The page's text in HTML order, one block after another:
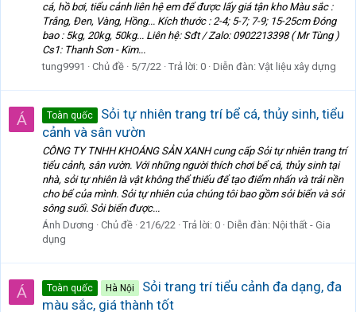
cá, hồ bơi, tiểu cảnh liên hệ em để được lấy giá tận kho Màu sắc :
Trắng, Đen, Vàng, Hồng... Kích thước : 2-4; 5-7; 7-9; 15-25cm Đóng
bao : 5kg, 20kg, 50kg... Liên hệ: Sđt / Zalo: 0902213398 ( Mr Tùng )
Cs1: Thanh Sơn - Kim...
tung9991
Chủ đề 5/7/22 Trả lời: 0 Diễn đàn: Vật liệu xây dựng
Á Toàn quốc
Sỏi tự nhiên trang trí bể cá, thủy sinh, tiểu
cảnh và sân vườn
CÔNG TY TNHH KHOÁNG SẢN XANH cung cấp Sỏi tự nhiên trang trí
tiểu cảnh, sân vườn. Với những người thích chơi bể cá, thủy sinh tại
nhà, sỏi tự nhiên là vật không thể thiếu để tạo điểm nhấn và trải nền
cho bể của mình. Sỏi tự nhiên của chúng tôi bao gồm sỏi biển và sỏi
sông suối. Sỏi biển được...
Ánh Dương
Chủ đề 21/6/22 Trả lời: 0 Diễn đàn: Nội thất - Gia
dụng
Á Toàn quốc Hà Nội
Sỏi trang trí tiểu cảnh đa dạng, đa
màu sắc, giá thành tốt